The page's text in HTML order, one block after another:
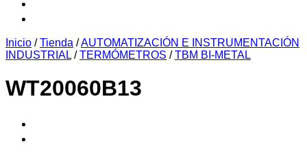
Inicio / Tienda /AUTOMATIZACIÓN E INSTRUMENTACIÓN
INDUSTRIAL / TERMÓMETROS / TBM BI-METAL
WT20060B13